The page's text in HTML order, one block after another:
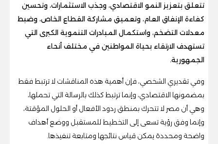
تتعلق بتعزيز النمو الاقتصادي، وجذب الاستثمارات، وتحسين
كفاءة الإنفاق العام، وتعميق مشاركة القطاع الخاص، وضبط
معدلات التضخم، واستكمال المبادرات التنموية الكبرى التي
تستهدف الارتقاء بحياة المواطنين في مختلف أنحاء
الجمهورية.
وفي تقديري الشخصي، فإن أهمية هذه المناقشات لا ترتبط فقط
بمضمونها الاقتصادي، وإنما ترتبط كذلك بالرسالة التي تحملها،
وهي أن مصر لا تتحرك بمنطق ردود الأفعال أو الحلول المؤقتة،
وإنما وفق رؤية تسعى إلى التخطيط للمستقبل ووضع أهداف
واضحة ومحددة يمكن قياس نتائجها ومتابعة تنفيذها.